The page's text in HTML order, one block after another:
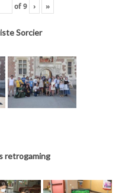
of9 › »
Sorcier
retrogaming